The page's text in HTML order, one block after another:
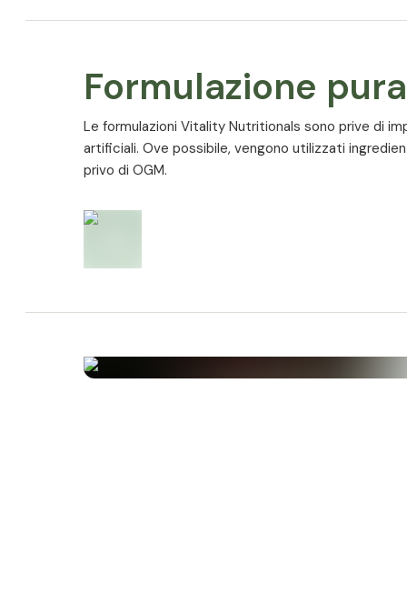
e il 30 % di DHA; olio di borragine (Borago
% di acidi grassi Omega 6; olio di oliva (Olea
Formulazione pura
Le formulazioni Vitality Nutritionals sono prive di
artificiali. Ove possibile, vengono utilizzati
privo di OGM.